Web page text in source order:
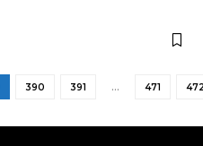
390 391 … 471